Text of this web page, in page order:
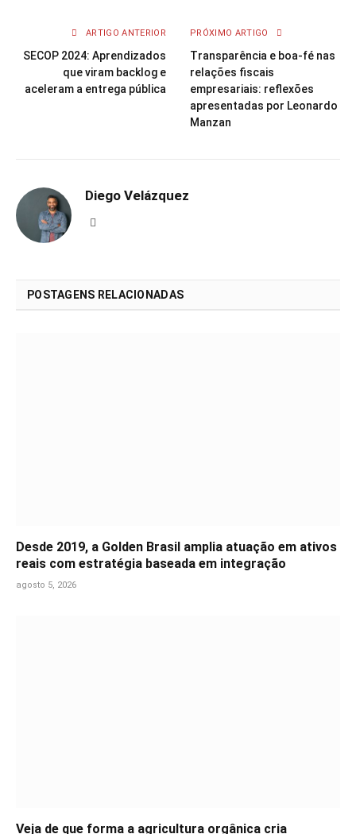
ARTIGO ANTERIOR
SECOP 2024: Aprendizados
que viram backlog e
aceleram a entrega pública
PRÓXIMO ARTIGO
Transparência e boa-fé nas
relações fiscais
empresariais: reflexões
apresentadas por Leonardo
Manzan
Diego Velázquez
POSTAGENS RELACIONADAS
Desde 2019, a Golden Brasil amplia atuação em ativos
reais com estratégia baseada em integração
agosto 5, 2026
Veja de que forma a agricultura orgânica cria